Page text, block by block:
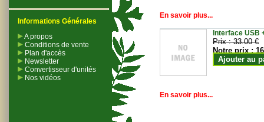
Informations Générales
A propos
Conditions de vente
Plan d'accès
Newsletter
Convertisseur d'unités
Nos vidéos
En savoir plus...
Interface USB
Prix :33.00 €
Notre prix :
Ajouter au
En savoir plus...